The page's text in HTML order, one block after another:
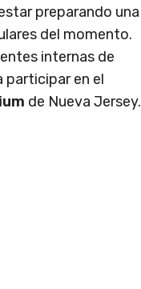
preparando una
del momento.
internas de
participar en el
de Nueva Jersey.